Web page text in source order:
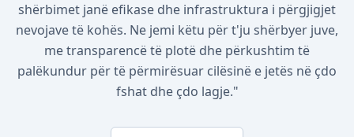
shërbimet janë efikase dhe infrastruktura i përgjigjet
nevojave të kohës. Ne jemi këtu për t'ju shërbyer juve,
me transparencë të plotë dhe përkushtim të
palëkundur për të përmirësuar cilësinë e jetës në çdo
fshat dhe çdo lagje."